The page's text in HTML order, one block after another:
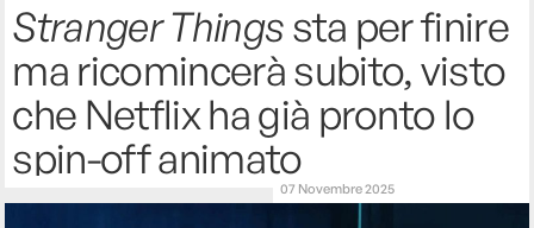
Stranger Thingssta per finire
ma ricomincerà subito, visto
che Netflix ha già pronto lo
spin-off animato
07 Novembre 2025